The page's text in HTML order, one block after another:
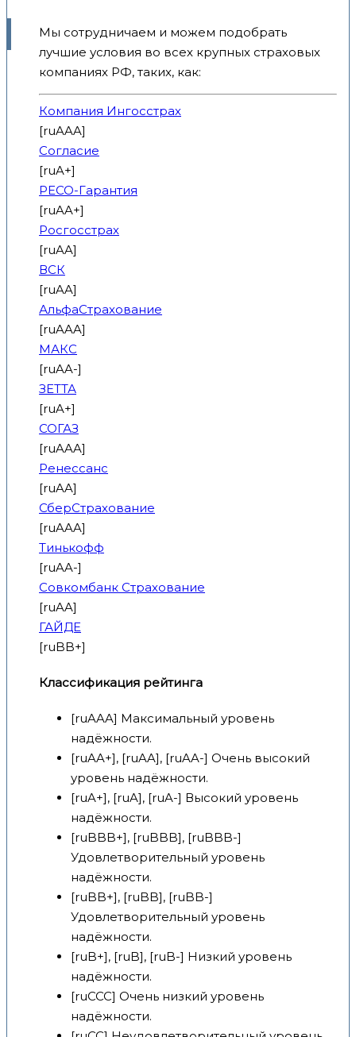
Мы сотрудничаем и можем подобрать
лучшие условия во всех крупных страховых
компаниях РФ, таких, как:
Компания Ингосстрах
[ruAAA]
Согласие
[ruA+]
РЕСО-Гарантия
[ruAA+]
Росгосстрах
[ruAA]
ВСК
[ruAA]
АльфаСтрахование
[ruAAA]
МАКС
[ruAA-]
ЗЕТТА
[ruA+]
СОГАЗ
[ruAAA]
Ренессанс
[ruAA]
СберСтрахование
[ruAAA]
Тинькофф
[ruAA-]
Совкомбанк Страхование
[ruAA]
ГАЙДЕ
[ruBB+]
Классификация рейтинга
[ruAAA] Максимальный уровень
надёжности.
[ruAA+], [ruAA], [ruAA-] Очень высокий
уровень надёжности.
[ruA+], [ruA], [ruA-] Высокий уровень
надёжности.
[ruBBB+], [ruBBB], [ruBBB-]
Удовлетворительный уровень
надёжности.
[ruBB+], [ruBB], [ruBB-]
Удовлетворительный уровень
надёжности.
[ruB+], [ruB], [ruB-] Низкий уровень
надёжности.
[ruCCC] Очень низкий уровень
надёжности.